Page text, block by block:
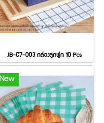
JB-C7-003 กล่องลูกฟูก 10 Pcs
New